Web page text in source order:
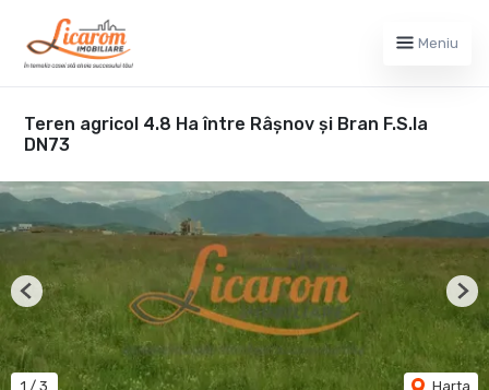
Meniu
Teren agricol 4.8 Ha între Râșnov și Bran F.S.la
DN73
1 / 3 Harta
Previous